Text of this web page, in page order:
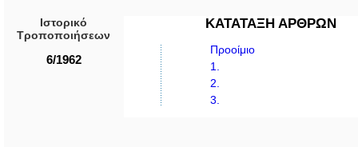
Ιστορικό
Τροποποιήσεων
6/1962
ΚΑΤΑΤΑΞΗ ΑΡΘΡΩΝ
Προοίμιο
1.
2.
3.